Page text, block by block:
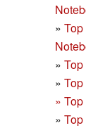
»
»
»
»
»